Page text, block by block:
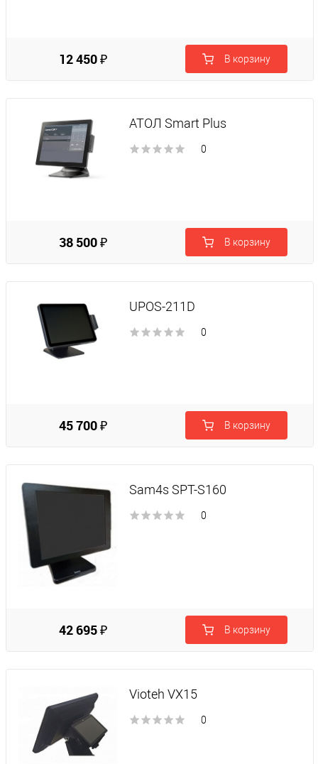
12 450 ₽ В корзину
АТОЛ Smart Plus
0
38 500 ₽ В корзину
UPOS-211D
0
45 700 ₽ В корзину
Sam4s SPT-S160
0
42 695 ₽ В корзину
Vioteh VX15
0